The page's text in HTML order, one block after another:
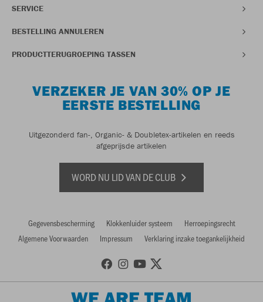
SERVICE
BESTELLING ANNULEREN
PRODUCTTERUGROEPING TASSEN
VERZEKER JE VAN 30% OP JE
EERSTE BESTELLING
Uitgezonderd fan-, Organic- & Doubletex-artikelen en reeds
afgeprijsde artikelen
WORD NU LID VAN DE CLUB
Gegevensbescherming Klokkenluider systeem
Herroepingsrecht
Algemene Voorwaarden
Impressum Verklaring inzake toegankelijkheid